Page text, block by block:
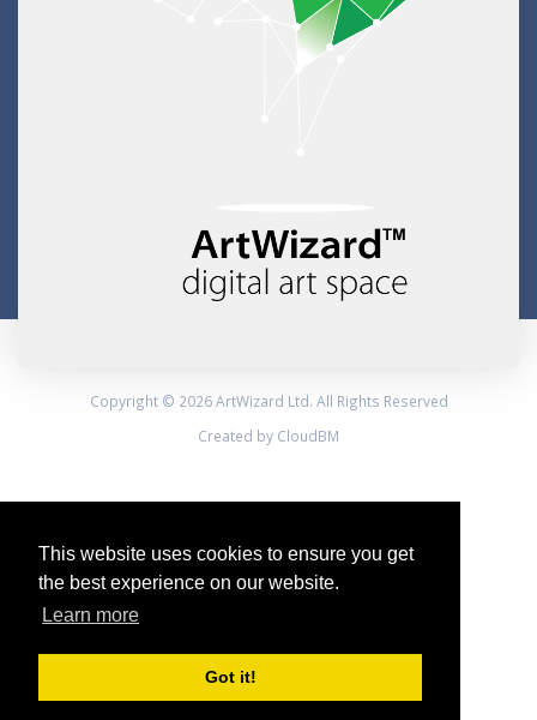
This website uses cookies to ensure you get
the best experience on our website.
Learn more
Got it!
Copyright © 2026 ArtWizard Ltd. All Rights Reserved
Created by CloudBM